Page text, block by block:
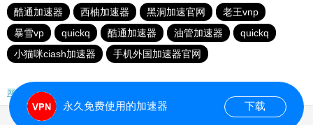
酷通加速器
西柚加速器 黑洞加速官网
老王vnp
暴雪vp
quickq 酷通加速器 油管加速器
quickq
小猫咪ciash加速器
手机外国加速器官网
网站地图
永久免费使用的加速器 下载